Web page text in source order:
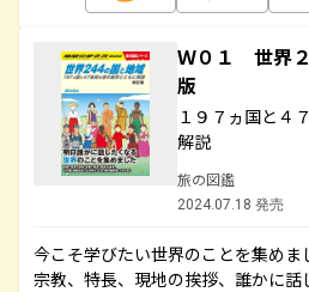
Ｗ０１ 世界
版
１９７ヵ国と４
解説
旅の図鑑
2024.07.18 発売
今こそ学びたい世界のことを集めま
宗教、特長、現地の挨拶、誰かに話